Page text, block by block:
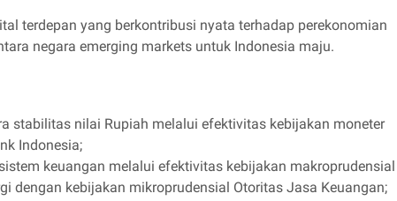
terdepan yang berkontribusi nyata terhadap perekonomian
negara emerging markets untuk Indonesia maju.
stabilitas nilai Rupiah melalui efektivitas kebijakan moneter
Indonesia;
keuangan melalui efektivitas kebijakan makroprudensial
dengan kebijakan mikroprudensial Otoritas Jasa Keuangan;